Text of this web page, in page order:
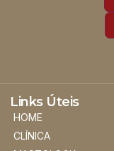
Links Úteis
HOME
CLÍNICA